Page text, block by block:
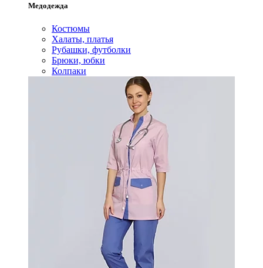
Медодежда
Костюмы
Халаты, платья
Рубашки, футболки
Брюки, юбки
Колпаки